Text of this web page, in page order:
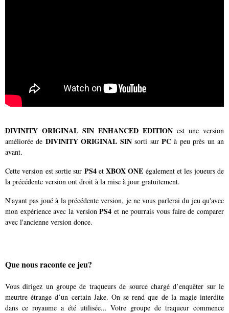
DIVINITY ORIGINAL SIN ENHANCED EDITION est une version
améliorée de DIVINITY ORIGINAL SINsorti sur PCà peu près un an
avant.
Cette version est sortie sur PS4etXBOX ONE également et les joueurs de
la précédente version ont droit à la mise à jour gratuitement.
N'ayant pas joué à la précédente version, je ne vous parlerai du jeu qu'avec
mon expérience avec la versionPS4 et ne pourrais vous faire de comparer
avec l'ancienne version donce.
Que nous raconte ce jeu?
Vous dirigez un groupe de traqueurs de source chargé d’enquêter sur le
meurtre étrange d’un certain Jake. On se rend que de la magie interdite
dans ce royaume a été utilisée... Votre groupe de traqueur commence